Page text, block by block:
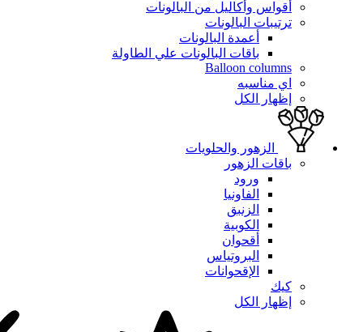
أقواس وأكاليل من البالونات
ترتيبات البالونات
أعمدة البالونات
باقات البالونات علي الطاولة
Balloon columns
اي مناسبه
إظهار الكل
الزهور والحلويات
باقات الزهور
ورود
الفاونيا
الزنبق
الكوبية
أقحوان
البروتياس
الإقحوانات
كيك
إظهار الكل